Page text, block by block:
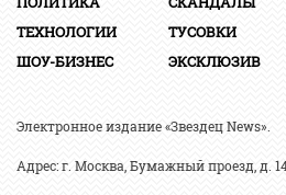
ТЕХНОЛОГИИ
ТУСОВКИ
ШОУ-БИЗНЕС
ЭКСКЛЮЗИВ
Электронное издание «Звездец News».
Адрес: г. Москва, Бумажный проезд, д.